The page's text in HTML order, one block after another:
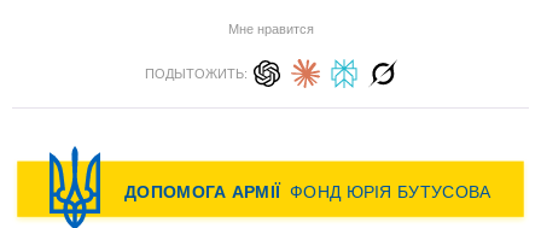
Мне нравится
ПОДЫТОЖИТЬ: